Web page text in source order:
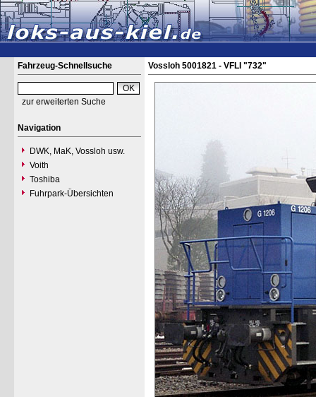
Fahrzeug-Schnellsuche
zur erweiterten Suche
Navigation
DWK, MaK, Vossloh usw.
Voith
Toshiba
Fuhrpark-Übersichten
Vossloh 5001821 - VFLI "732"